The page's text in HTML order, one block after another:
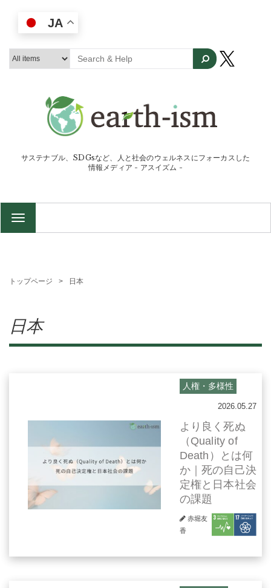
サステナブル、SDGsなど、人と社会のウェルネスにフォーカスした
情報メディア - アスイズム -
TOGGLE
トップページ 日本
日本
人権・多様性
2026.05.27
より良く死ぬ
（Quality of
Death）とは何
か｜死の自己決
定権と日本社会
の課題
赤堀友
香
JA